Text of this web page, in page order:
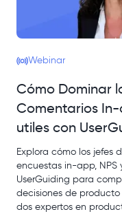
Webinar
Cómo Dominar
Comentarios
utiles con
Explora cómo los jefes
encuestas in-app,
UserGuiding para
decisiones de
dos expertos en